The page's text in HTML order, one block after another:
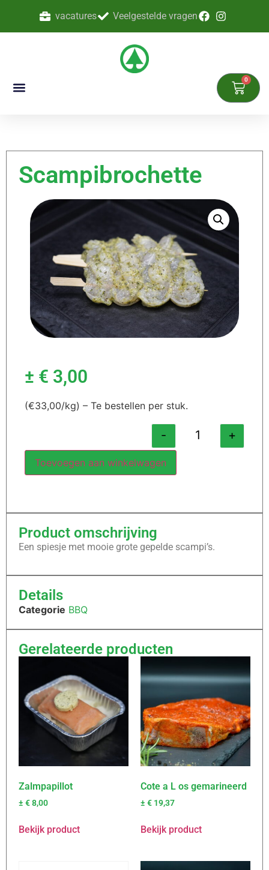
vacatures Veelgestelde vragen
0
Scampibrochette
± € 3,00
(€33,00/kg) – Te bestellen per stuk.
- +
Toevoegen aan winkelwagen
Product omschrijving
Een spiesje met mooie grote gepelde scampi’s.
Details
Categorie BBQ
Gerelateerde producten
Zalmpapillot
± €8,00
Bekijk product
Cote a L os gemarineerd
± € 19,37
Bekijk product